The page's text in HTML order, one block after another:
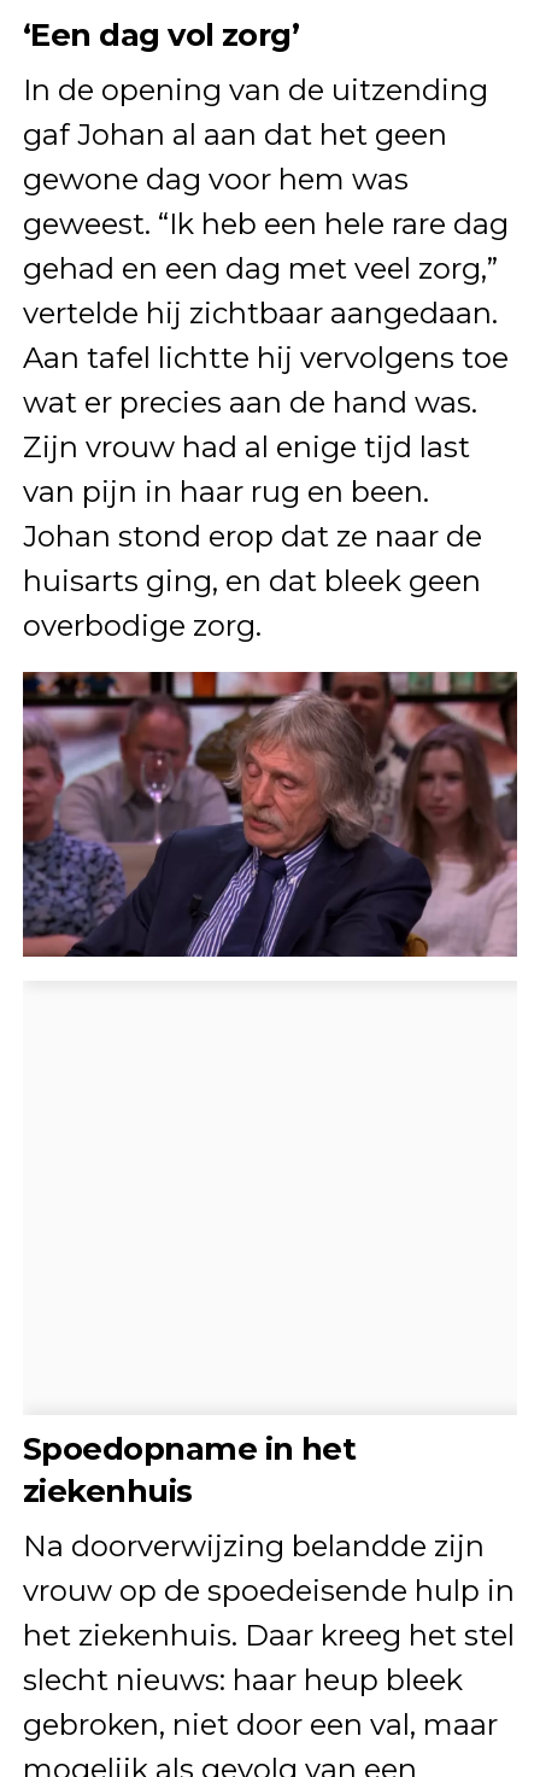
‘Een dag vol zorg’
In de opening van de uitzending
gaf Johan al aan dat het geen
gewone dag voor hem was
geweest. “Ik heb een hele rare dag
gehad en een dag met veel zorg,”
vertelde hij zichtbaar aangedaan.
Aan tafel lichtte hij vervolgens toe
wat er precies aan de hand was.
Zijn vrouw had al enige tijd last
van pijn in haar rug en been.
Johan stond erop dat ze naar de
huisarts ging, en dat bleek geen
overbodige zorg.
Spoedopname in het
ziekenhuis
Na doorverwijzing belandde zijn
vrouw op de spoedeisende hulp in
het ziekenhuis. Daar kreeg het stel
slecht nieuws: haar heup bleek
gebroken, niet door een val, maar
mogelijk als gevolg van een